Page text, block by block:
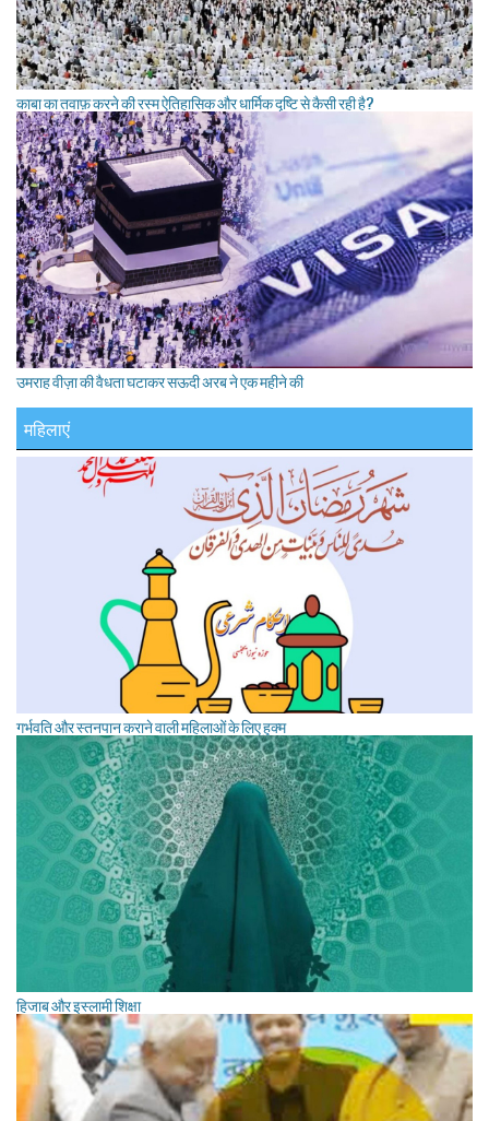
काबा का तवाफ़ करने की रस्म ऐतिहासिक और धार्मिक दृष्टि से कैसी रही है?
उमराह वीज़ा की वैधता घटाकर सऊदी अरब ने एक महीने की
महिलाएं
गर्भवति और स्तनपान कराने वाली महिलाओं के लिए हुक्म
हिजाब और इस्लामी शिक्षा